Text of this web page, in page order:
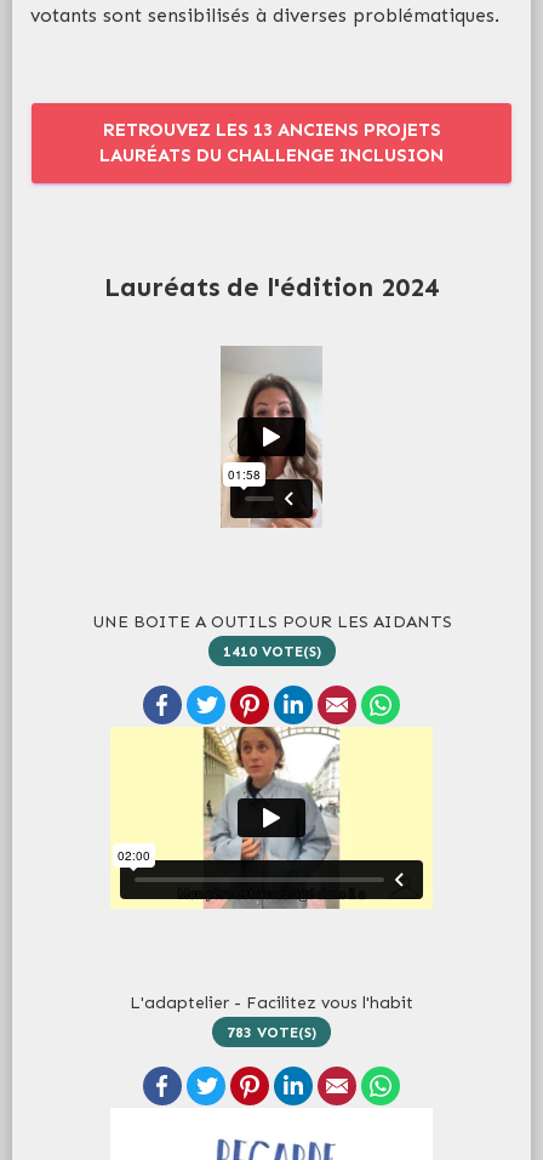
votants sont sensibilisés à diverses problématiques.
RETROUVEZ LES 13 ANCIENS PROJETS
LAURÉATS DU CHALLENGE INCLUSION
Lauréats de l'édition 2024
UNE BOITE A OUTILS POUR LES AIDANTS
1410VOTE(S)
FacebookTwitter PinterestLinkedInEmail
L'adaptelier - Facilitez vous l'habit
783 VOTE(S)
FacebookTwitter PinterestLinkedInEmail